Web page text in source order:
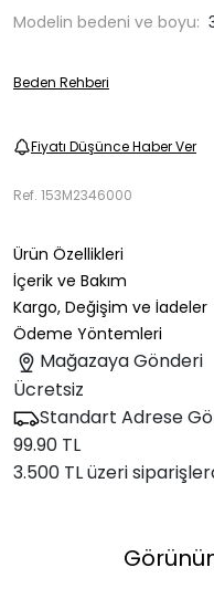
Modelin bedeni ve boyu:
Beden Rehberi
Fiyatı Düşünce Haber Ver
Ref. 153M2346000
Ürün Özellikleri
İçerik ve Bakım
Kargo, Değişim ve İadeler
Ödeme Yöntemleri
Mağazaya Gönderi
Ücretsiz
Standart Adrese
99.90 TL
3.500 TL üzeri